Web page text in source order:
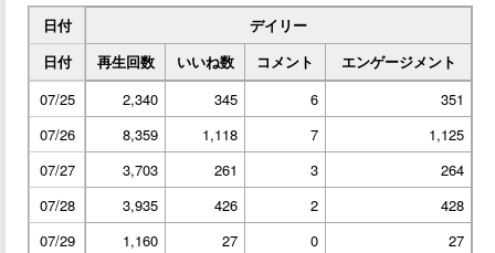
日付
デイリー
日付
再生回数 いいね数 コメント
エンゲージメント
07/25
2,340 345 6
351
07/26
8,359 1,118 7
1,125
07/27
3,703 261 3
264
07/28
3,935 426 2
428
07/29
1,160 27 0
27